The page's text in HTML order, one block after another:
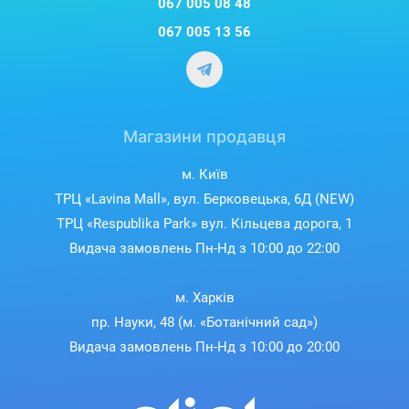
067 005 08 48
067 005 13 56
Магазини продавця
м. Київ
ТРЦ «Lavina Mall», вул. Берковецька, 6Д (NEW)
ТРЦ «Respublika Park» вул. Кільцева дорога, 1
Видача замовлень Пн-Нд з 10:00 до 22:00
м. Харків
пр. Науки, 48 (м. «Ботанічний сад»)
Видача замовлень Пн-Нд з 10:00 до 20:00